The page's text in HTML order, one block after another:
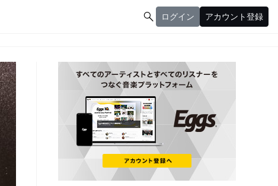
 ログイン アカウント登録
アカウント登録